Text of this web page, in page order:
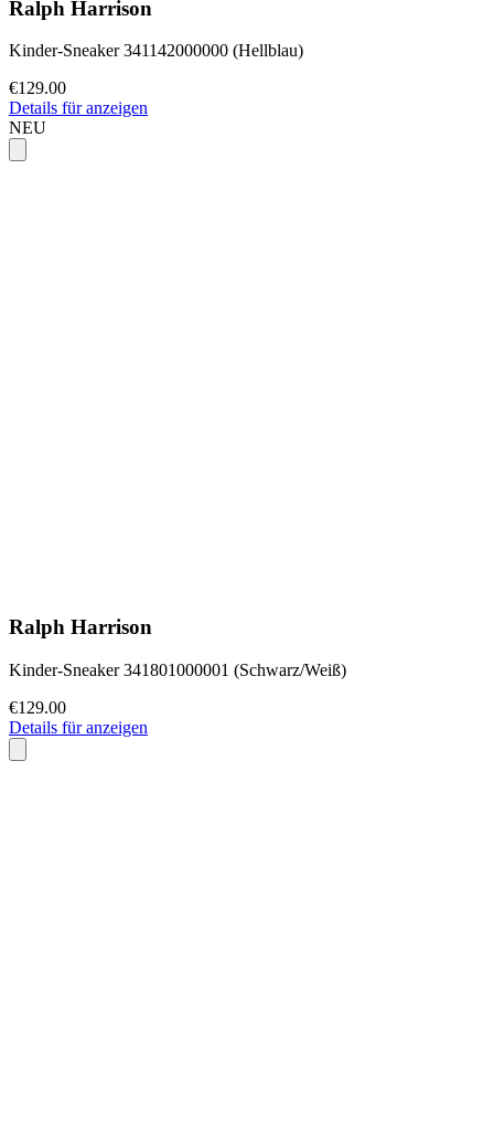
Ralph Harrison
Kinder-Sneaker 341142000000 (Hellblau)
€129.00
Details für anzeigen
NEU
Ralph Harrison
Kinder-Sneaker 341801000001 (Schwarz/Weiß)
€129.00
Details für anzeigen